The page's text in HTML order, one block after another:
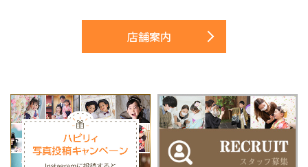
店舗案内